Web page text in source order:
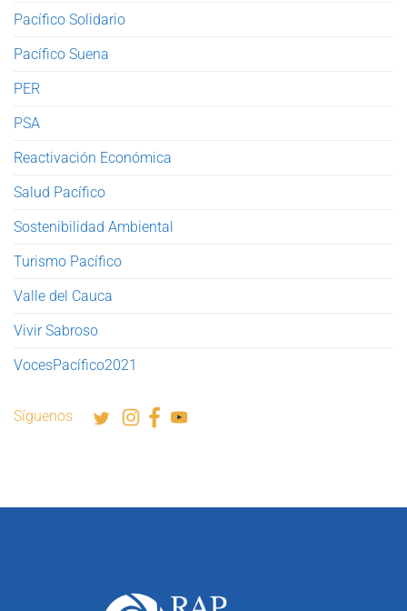
Pacífico Solidario
Pacífico Suena
PER
PSA
Reactivación Económica
Salud Pacífico
Sostenibilidad Ambiental
Turismo Pacífico
Valle del Cauca
Vivir Sabroso
VocesPacífico2021
Síguenos